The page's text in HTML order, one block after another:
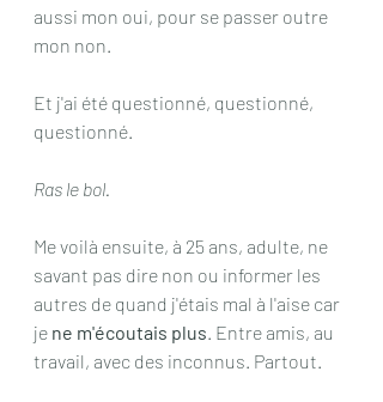
aussi mon oui, pour se passer outre
mon non.
Et j'ai été questionné, questionné,
questionné.
Ras le bol.
Me voilà ensuite, à 25 ans, adulte, ne
savant pas dire non ou informer les
autres de quand j'étais mal à l'aise car
je ne m'écoutais plus. Entre amis, au
travail, avec des inconnus. Partout.